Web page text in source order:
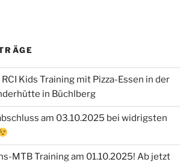
Kids Training mit Pizza-Essen in der
in Büchlberg
am 03.10.2025 bei widrigsten
MTB Training am 01.10.2025! Ab jetzt